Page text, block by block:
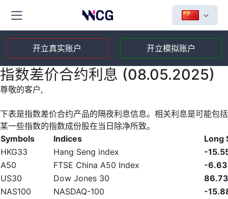
开立真实账户 开立模拟账户
指数差价合约利息 (08.05.2025)
尊敬的客户,
下表是指数差价合约产品的隔夜利息信息。相关利息是可能包括
某一些指数的指数成份股在当日除净所致。
Symbols
Indices
Long
HKG33
Hang Seng index
-
A50
FTSE China A50 Index
-6.63
US30
Dow Jones 30
86.73
NAS100
NASDAQ-100
-